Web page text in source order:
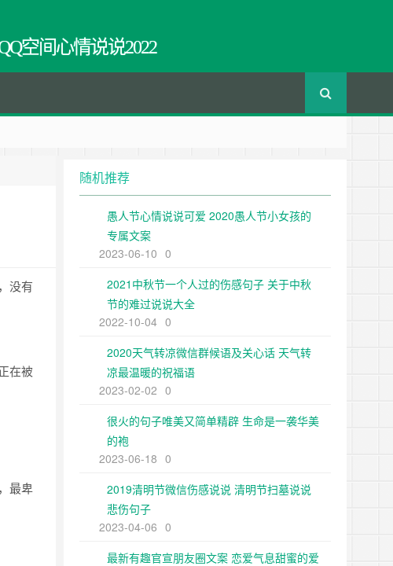
空间心情说说2022
没有
在被
最卑
随机推荐
愚人节心情说说可爱 2020愚人节小女孩的
专属文案
2023-06-10 0
2021中秋节一个人过的伤感句子 关于中秋
节的难过说说大全
2022-10-04 0
2020天气转凉微信群候语及关心话 天气转
凉最温暖的祝福语
2023-02-02 0
很火的句子唯美又简单精辟 生命是一袭华美
的袍
2023-06-18 0
2019清明节微信伤感说说 清明节扫墓说说
悲伤句子
2023-04-06 0
最新有趣官宣朋友圈文案 恋爱气息甜蜜的爱